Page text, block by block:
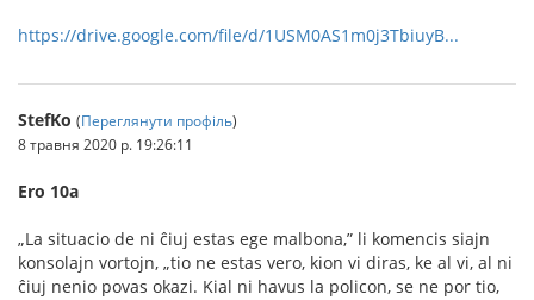
https://drive.google.com/file/d/1USM0AS1m0j3TbiuyB...
StefKo (Переглянути профіль)
8 травня 2020 р. 19:26:11
Ero 10a
„La situacio de ni ĉiuj estas ege malbona,” li komencis siajn
konsolajn vortojn, „tio ne estas vero, kion vi diras, ke al vi, al ni
ĉiuj nenio povas okazi. Kial ni havus la policon, se ne por tio,